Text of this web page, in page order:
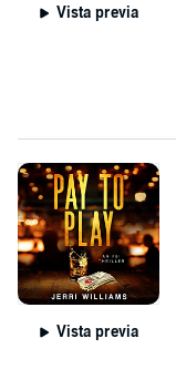
Vista previa
Vista previa